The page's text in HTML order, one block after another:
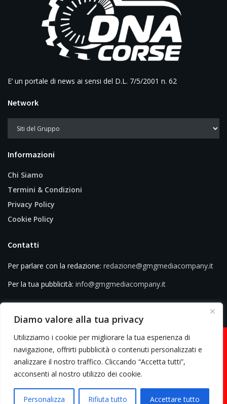
Diamo valore alla tua privacy
Utilizziamo i cookie per migliorare la tua esperienza di
navigazione, offrirti pubblicità o contenuti personalizzati e
analizzare il nostro traffico. Cliccando “Accetta tutti”,
acconsenti al nostro utilizzo dei cookie.
Personalizza Rifiuta tutto Accettare tutto
E’ un portale di news ai sensi del D.L. 7/5/2001 n. 62
Network
Informazioni
Chi Siamo
Termini & Condizioni
Privacy Policy
Cookie Policy
Contatti
Per parlare con la redazione: redazione@gmgmediacompany.it
Per la tua pubblicità: info@gmgmediacompany.it
© 2026 GMG Media Company Di Mossutti Gianluca | Sede legale: Corso
03234710642 | C.F: MSSGLC89D15L483O | REA: AV - 313130 | Domicilio